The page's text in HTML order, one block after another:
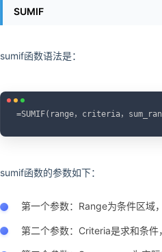
SUMIF
sumif函数语法是：
=SUMIF(range，criteria，
sumif函数的参数如下：
第一个参数：Range为条件区域
第二个参数：Criteria是求和条件